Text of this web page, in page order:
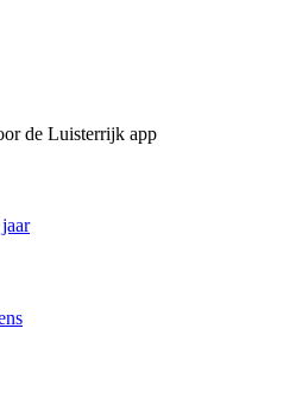
de Luisterrijk app